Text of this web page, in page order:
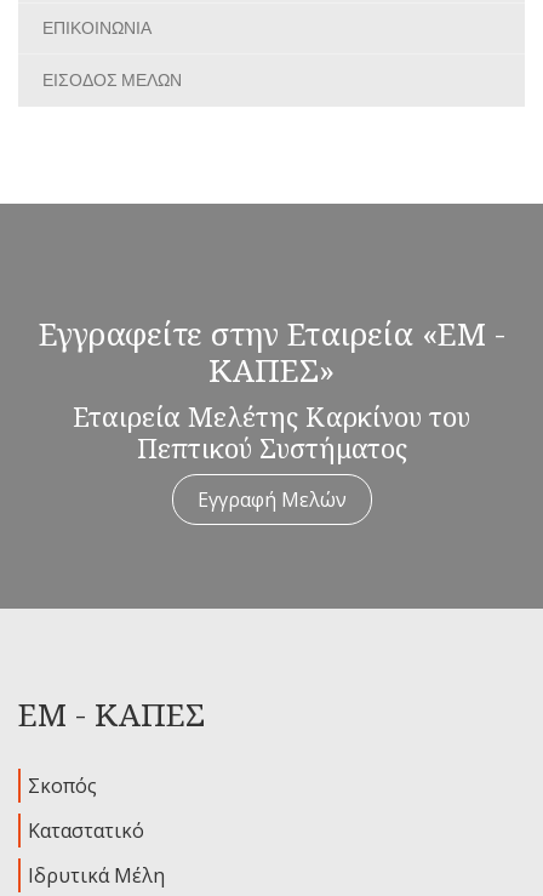
ΕΠΙΚΟΙΝΩΝΙΑ
ΕΙΣΟΔΟΣ ΜΕΛΩΝ
Εγγραφείτε στην Εταιρεία «ΕΜ -
ΚΑΠΕΣ»
Εταιρεία Μελέτης Καρκίνου του
Πεπτικού Συστήματος
Εγγραφή Μελών
ΕΜ - ΚΑΠΕΣ
Σκοπός
Καταστατικό
Ιδρυτικά Μέλη